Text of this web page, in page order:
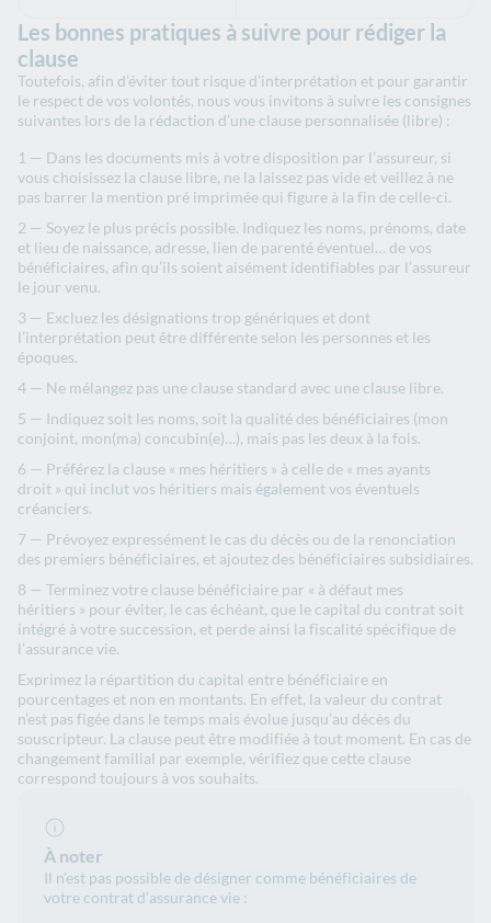
Les bonnes pratiques à suivre pour rédiger la
clause
Toutefois, afin d’éviter tout risque d’interprétation et pour garantir
le respect de vos volontés, nous vous invitons à suivre les consignes
suivantes lors de la rédaction d’une clause personnalisée (libre) :
Dans les documents mis à votre disposition par l’assureur, si
vous choisissez la clause libre, ne la laissez pas vide et veillez à ne
pas barrer la mention pré imprimée qui figure à la fin de celle-ci.
Soyez le plus précis possible. Indiquez les noms, prénoms, date
et lieu de naissance, adresse, lien de parenté éventuel… de vos
bénéficiaires, afin qu’ils soient aisément identifiables par l’assureur
le jour venu.
Excluez les désignations trop génériques et dont
l’interprétation peut être différente selon les personnes et les
époques.
Ne mélangez pas une clause standard avec une clause libre.
Indiquez soit les noms, soit la qualité des bénéficiaires (mon
conjoint, mon(ma) concubin(e)…), mais pas les deux à la fois.
Préférez la clause « mes héritiers » à celle de « mes ayants
droit » qui inclut vos héritiers mais également vos éventuels
créanciers.
Prévoyez expressément le cas du décès ou de la renonciation
des premiers bénéficiaires, et ajoutez des bénéficiaires subsidiaires.
Terminez votre clause bénéficiaire par « à défaut mes
héritiers » pour éviter, le cas échéant, que le capital du contrat soit
intégré à votre succession, et perde ainsi la fiscalité spécifique de
l’assurance vie.
Exprimez la répartition du capital entre bénéficiaire en
pourcentages et non en montants. En effet, la valeur du contrat
n’est pas figée dans le temps mais évolue jusqu’au décès du
souscripteur. La clause peut être modifiée à tout moment. En cas de
changement familial par exemple, vérifiez que cette clause
correspond toujours à vos souhaits.
À noter
Il n’est pas possible de désigner comme bénéficiaires de
votre contrat d’assurance vie :